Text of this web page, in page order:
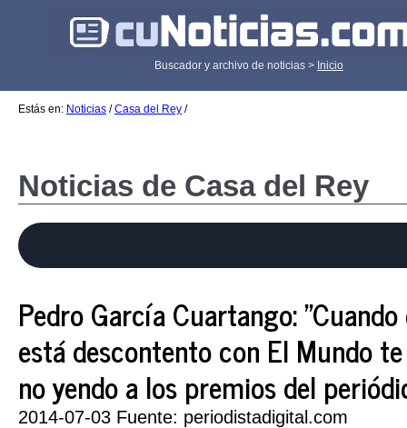
Buscador y archivo de noticias > Inicio
Estás en: Noticias /Casa del Rey /
Noticias de Casa del Rey
Pedro García Cuartango:
está descontento con El Mundo
no yendo a los premios del
2014-07-03 Fuente: periodistadigital.com